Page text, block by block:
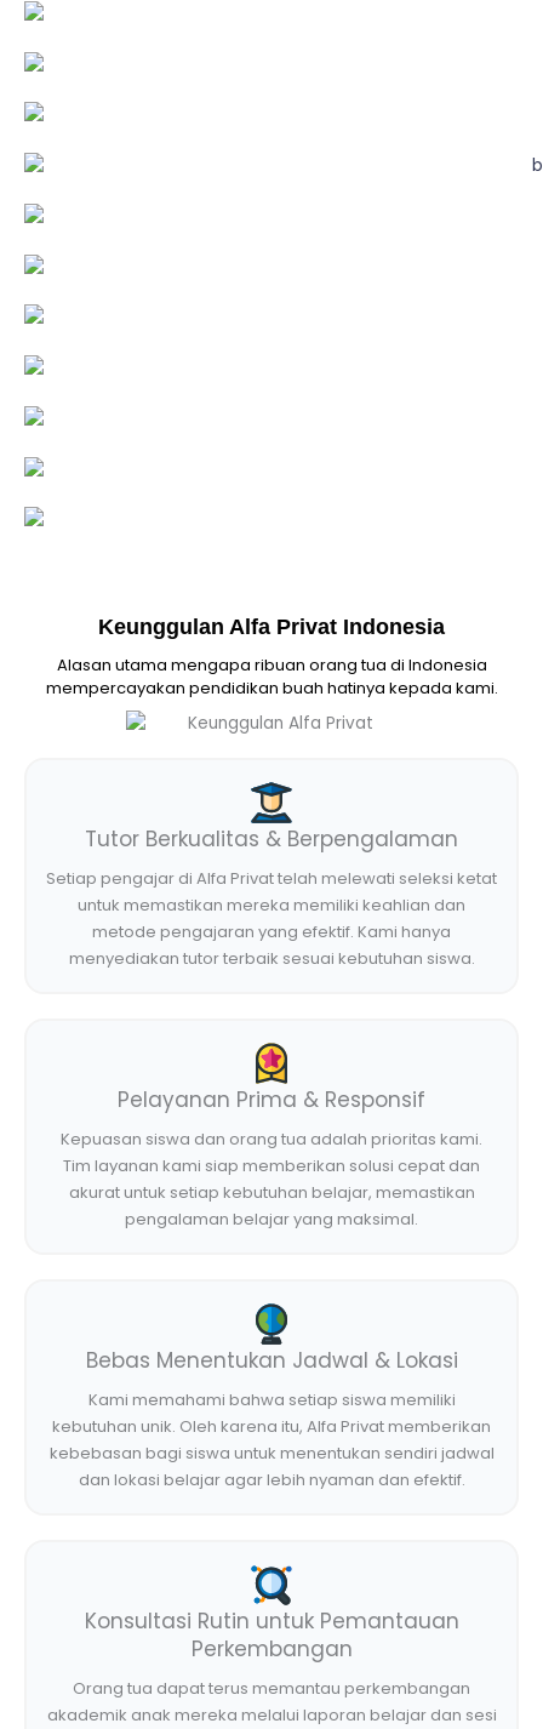
Keunggulan Alfa Privat Indonesia
Alasan utama mengapa ribuan orang tua di Indonesia
mempercayakan pendidikan buah hatinya kepada kami.
Tutor Berkualitas & Berpengalaman
Setiap pengajar di Alfa Privat telah melewati seleksi ketat
untuk memastikan mereka memiliki keahlian dan
metode pengajaran yang efektif. Kami hanya
menyediakan tutor terbaik sesuai kebutuhan siswa.
Pelayanan Prima & Responsif
Kepuasan siswa dan orang tua adalah prioritas kami.
Tim layanan kami siap memberikan solusi cepat dan
akurat untuk setiap kebutuhan belajar, memastikan
pengalaman belajar yang maksimal.
Bebas Menentukan Jadwal & Lokasi
Kami memahami bahwa setiap siswa memiliki
kebutuhan unik. Oleh karena itu, Alfa Privat memberikan
kebebasan bagi siswa untuk menentukan sendiri jadwal
dan lokasi belajar agar lebih nyaman dan efektif.
Konsultasi Rutin untuk Pemantauan
Perkembangan
Orang tua dapat terus memantau perkembangan
akademik anak mereka melalui laporan belajar dan sesi